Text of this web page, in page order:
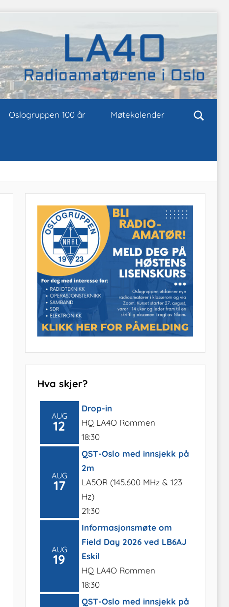
Oslogruppen 100 år Møtekalender
Hva skjer?
AUG
12
Drop-in
HQ LA4O Rommen
18:30
AUG
17
QST-Oslo med innsjekk på
2m
LA5OR (145.600 MHz & 123
Hz)
21:30
AUG
19
Informasjonsmøte om
Field Day 2026 ved LB6AJ
Eskil
HQ LA4O Rommen
18:30
QST-Oslo med innsjekk på